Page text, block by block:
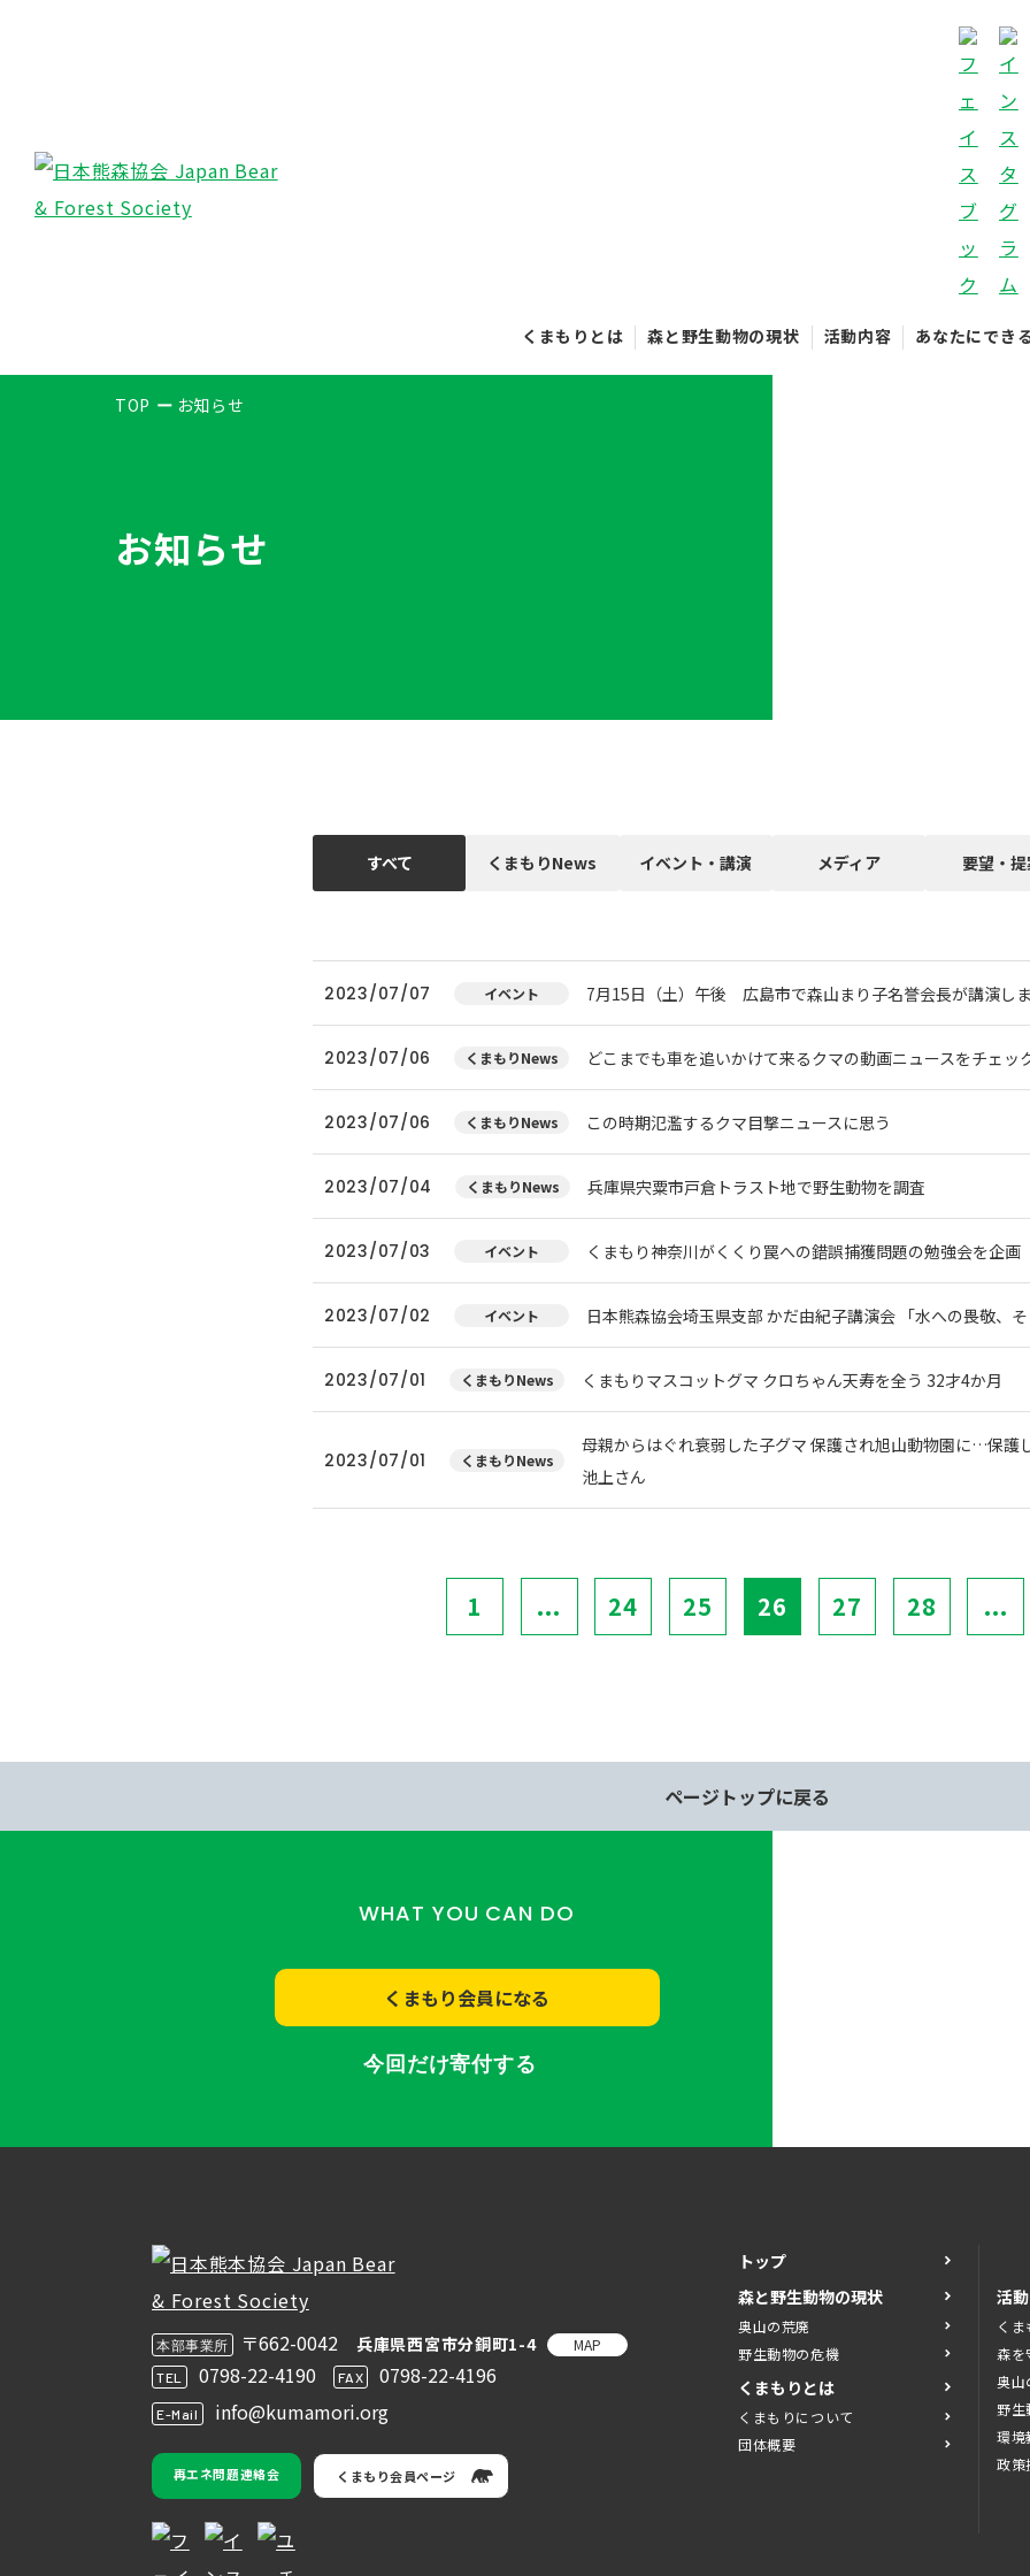
くまもりとは 森と野生動物の現状 活動内容 あなたにでき
TOP お知らせ
お知らせ
すべて くまもりNews イベント・講演 メディア 要望・
2023/07/07 イベント 7月15日（土）午後 広島市で森山まり子名誉会長が講演し
2023/07/06 くまもりNews どこまでも車を追いかけて来るクマの動画ニュースをチェッ
2023/07/06 くまもりNews この時期氾濫するクマ目撃ニュースに思う
2023/07/04 くまもりNews 兵庫県宍粟市戸倉トラスト地で野生動物を調査
2023/07/03 イベント くまもり神奈川がくくり罠への錯誤捕獲問題の勉強会を企画
2023/07/02 イベント 日本熊森協会埼玉県支部 かだ由紀子講演会 「水への畏敬、
2023/07/01 くまもりNews くまもりマスコットグマ クロちゃん天寿を全う 32才4か月
2023/07/01 くまもりNews
母親からはぐれ衰弱した子グマ 保護され旭山動物園に…保護
池上さん
1 ... 24 25 26 27 28 ...
ページトップに戻る
WHAT YOU CAN DO
くまもり会員になる
今回だけ寄付する
本部事業所 〒662-0042 兵庫県西宮市分銅町1-4 MAP
TEL 0798-22-4190 FAX 0798-22-4196
E-Mail info@kumamori.org
再エネ問題連絡会 くまもり会員ページ
トップ
森と野生動物の現状
奥山の荒廃
野生動物の危機
くまもりとは
くまもりについて
団体概要
活
く
森を
奥山
野生
環境
政策